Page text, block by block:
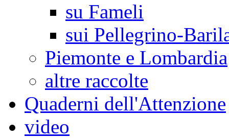
su Fameli
sui Pellegrino-
Piemonte e Lombardia
altre raccolte
Quaderni dell'Attenzione
video